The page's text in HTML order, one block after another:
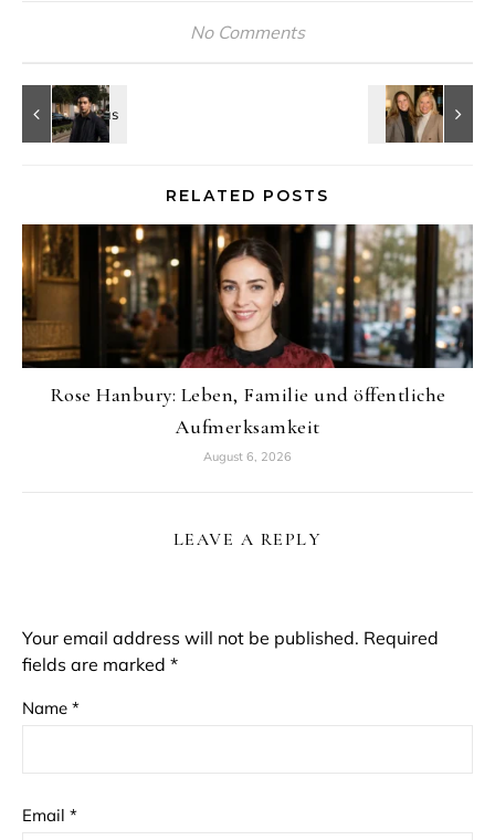
No Comments
RELATED POSTS
Rose Hanbury: Leben, Familie und öffentliche
Aufmerksamkeit
August 6, 2026
LEAVE A REPLY
Your email address will not be published. Required
fields are marked *
Name *
Email *